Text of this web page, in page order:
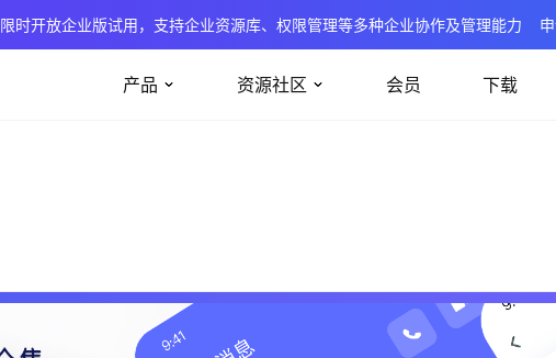
限时开放企业版试用，支持企业资源库、权限管理等多种企业协作及管理能力
产品 资源社区 会员 下载